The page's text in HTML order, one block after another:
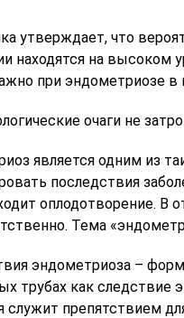
утверждает, что
находятся на
при эндометриозе в
очаги не
является одним из
последствия
оплодотворение. В
Тема
эндометриоза –
трубах как следствие
служит препятствием
на приём